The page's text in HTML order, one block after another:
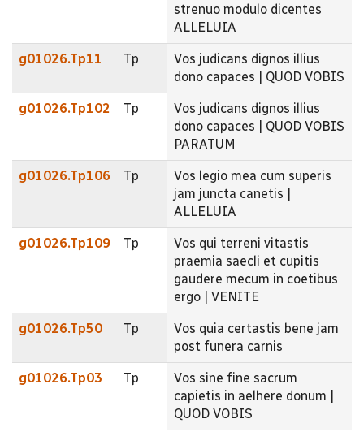
strenuo modulo dicentes
ALLELUIA
g01026.Tp11 Tp
Vos judicans dignos illius
dono capaces | QUOD VOBIS
g01026.Tp102 Tp
Vos judicans dignos illius
dono capaces | QUOD VOBIS
PARATUM
g01026.Tp106 Tp
Vos legio mea cum superis
jam juncta canetis |
ALLELUIA
g01026.Tp109 Tp
Vos qui terreni vitastis
praemia saecli et cupitis
gaudere mecum in coetibus
ergo | VENITE
g01026.Tp50 Tp
Vos quia certastis bene jam
post funera carnis
g01026.Tp03 Tp
Vos sine fine sacrum
capietis in aelhere donum |
QUOD VOBIS